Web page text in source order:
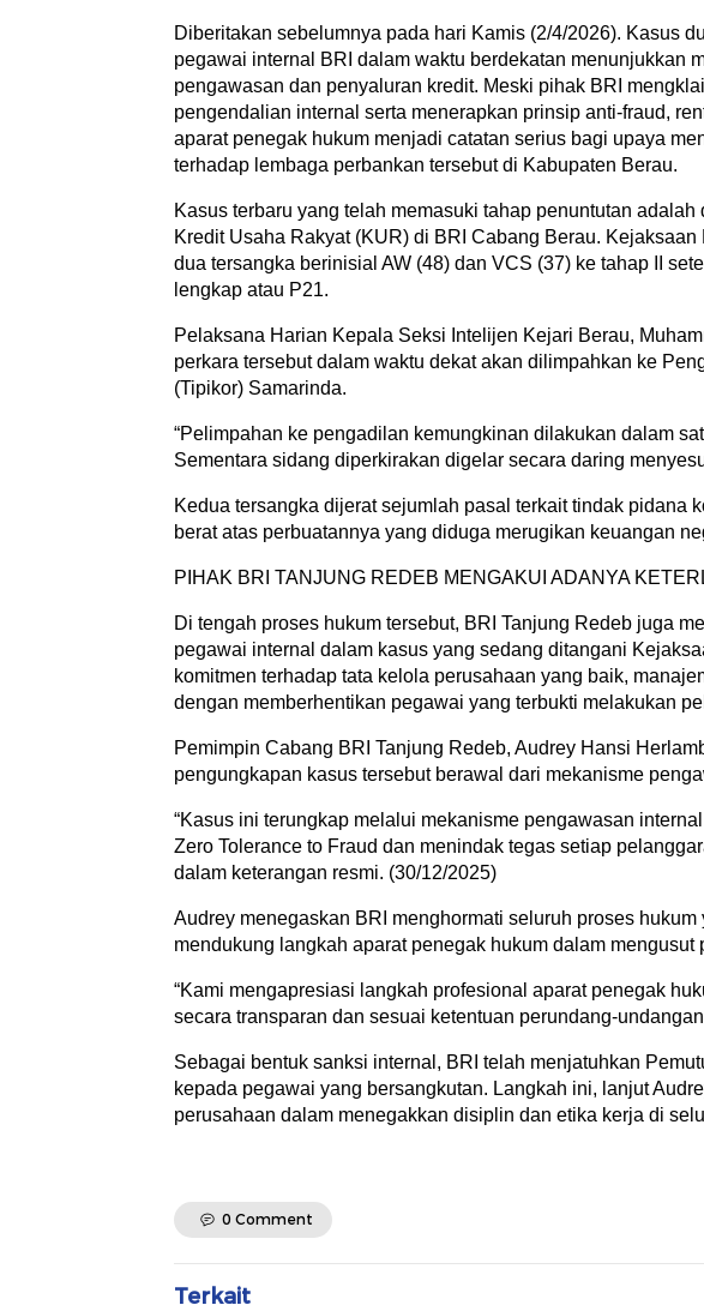
Diberitakan sebelumnya pada hari Kamis (2/4/2026). Kasus
pegawai internal BRI dalam waktu berdekatan menunjukkan
pengawasan dan penyaluran kredit. Meski pihak BRI
pengendalian internal serta menerapkan prinsip anti-fraud,
aparat penegak hukum menjadi catatan serius bagi upaya
terhadap lembaga perbankan tersebut di Kabupaten Berau.
Kasus terbaru yang telah memasuki tahap penuntutan
Kredit Usaha Rakyat (KUR) di BRI Cabang Berau.
dua tersangka berinisial AW (48) dan VCS (37) ke tahap II
lengkap atau P21.
Pelaksana Harian Kepala Seksi Intelijen Kejari Berau,
perkara tersebut dalam waktu dekat akan dilimpahkan ke
(Tipikor) Samarinda.
“Pelimpahan ke pengadilan kemungkinan dilakukan dalam
Sementara sidang diperkirakan digelar secara daring
Kedua tersangka dijerat sejumlah pasal terkait tindak pidana
berat atas perbuatannya yang diduga merugikan keuangan
PIHAK BRI TANJUNG REDEB MENGAKUI ADANYA
Di tengah proses hukum tersebut, BRI Tanjung Redeb juga
pegawai internal dalam kasus yang sedang ditangani
komitmen terhadap tata kelola perusahaan yang baik,
dengan memberhentikan pegawai yang terbukti melakukan
Pemimpin Cabang BRI Tanjung Redeb, Audrey Hansi
pengungkapan kasus tersebut berawal dari mekanisme
“Kasus ini terungkap melalui mekanisme pengawasan
Zero Tolerance to Fraud dan menindak tegas setiap
dalam keterangan resmi. (30/12/2025)
Audrey menegaskan BRI menghormati seluruh proses
mendukung langkah aparat penegak hukum dalam mengusut
“Kami mengapresiasi langkah profesional aparat penegak
secara transparan dan sesuai ketentuan perundang-
Sebagai bentuk sanksi internal, BRI telah menjatuhkan
kepada pegawai yang bersangkutan. Langkah ini, lanjut
perusahaan dalam menegakkan disiplin dan etika kerja di
0 Comment
Terkait